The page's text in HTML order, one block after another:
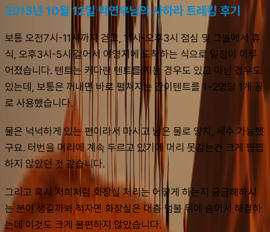
2013년 10월 12일 박연우님의 사하라 트레킹 후기
보통 오전7시-11시까지 걷고, 11시-오후3시 점심 및 그늘에서 휴
식, 오후3시-5시 걸어서 야영지에 도착하는 식으로 일정이 이루
어졌습니다. 텐트는 커다란 텐트를 치는 경우도 있고 아닌 경우도
있는데, 보통은 꺼내면 바로 펼쳐지는 간이텐트를 1~2명당 1개 꼴
로 사용했습니다.
물은 넉넉하게 있는 편이라서 마시고 남은 물로 양치, 세수 가능했
구요. 터번을 머리에 계속 두르고 있기에 머리 못감는건 크게 찝찝
하지 않았던 것 같습니다.
그리고 혹시 저희처럼 화장실 처리는 어떻게 하는지 궁금해하시
는 분이 생길까봐 적자면 화장실은 대충 덤불 뒤에 숨어서 해결하
는데 이것도 크게 불편하지 않았습니다.